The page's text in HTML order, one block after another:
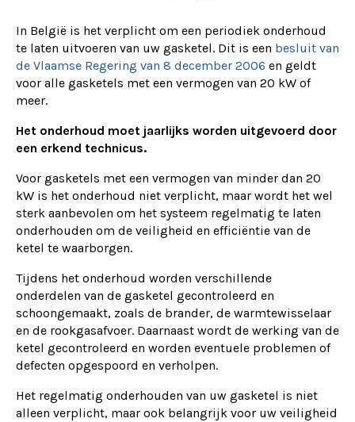
In België is het verplicht om een periodiek onderhoud
te laten uitvoeren van uw gasketel. Dit is een besluit van
de Vlaamse Regering van 8 december 2006 en geldt
voor alle gasketels met een vermogen van 20 kW of
meer.
Het onderhoud moet jaarlijks worden uitgevoerd door
een erkend technicus.
Voor gasketels met een vermogen van minder dan 20
kW is het onderhoud niet verplicht, maar wordt het wel
sterk aanbevolen om het systeem regelmatig te laten
onderhouden om de veiligheid en efficiëntie van de
ketel te waarborgen.
Tijdens het onderhoud worden verschillende
onderdelen van de gasketel gecontroleerd en
schoongemaakt, zoals de brander, de warmtewisselaar
en de rookgasafvoer. Daarnaast wordt de werking van de
ketel gecontroleerd en worden eventuele problemen of
defecten opgespoord en verholpen.
Het regelmatig onderhouden van uw gasketel is niet
alleen verplicht, maar ook belangrijk voor uw veiligheid